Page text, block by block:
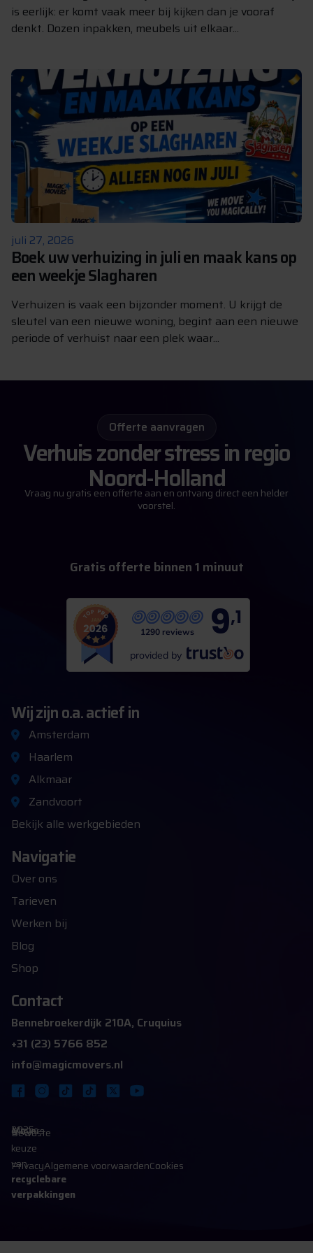
is eerlijk: er komt vaak meer bij kijken dan je vooraf
denkt. Dozen inpakken, meubels uit elkaar...
juli 27, 2026
Boek uw verhuizing in juli en maak kans op
een weekje Slagharen
Verhuizen is vaak een bijzonder moment. U krijgt de
sleutel van een nieuwe woning, begint aan een nieuwe
periode of verhuist naar een plek waar...
Offerte aanvragen
Verhuis zonder stress in regio
Noord-Holland
Vraag nu gratis een offerte aan en ontvang direct een helder
voorstel.
Gratisofferte binnen1 minuut
1290 reviews 9,1
provided by
Wij zijn o.a. actief in
Amsterdam
Haarlem
Alkmaar
Zandvoort
Bekijk alle werkgebieden
Navigatie
Over ons
Tarieven
Werken bij
Blog
Shop
Contact
Bennebroekerdijk 210A, Cruquius
+31 (23) 5766 852
info@magicmovers.nl
2025 Magic Movers B.V.
Bewuste
keuze
van
recyclebare
verpakkingen
PrivacyAlgemene voorwaardenCookies